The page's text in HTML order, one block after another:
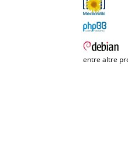
entre altre